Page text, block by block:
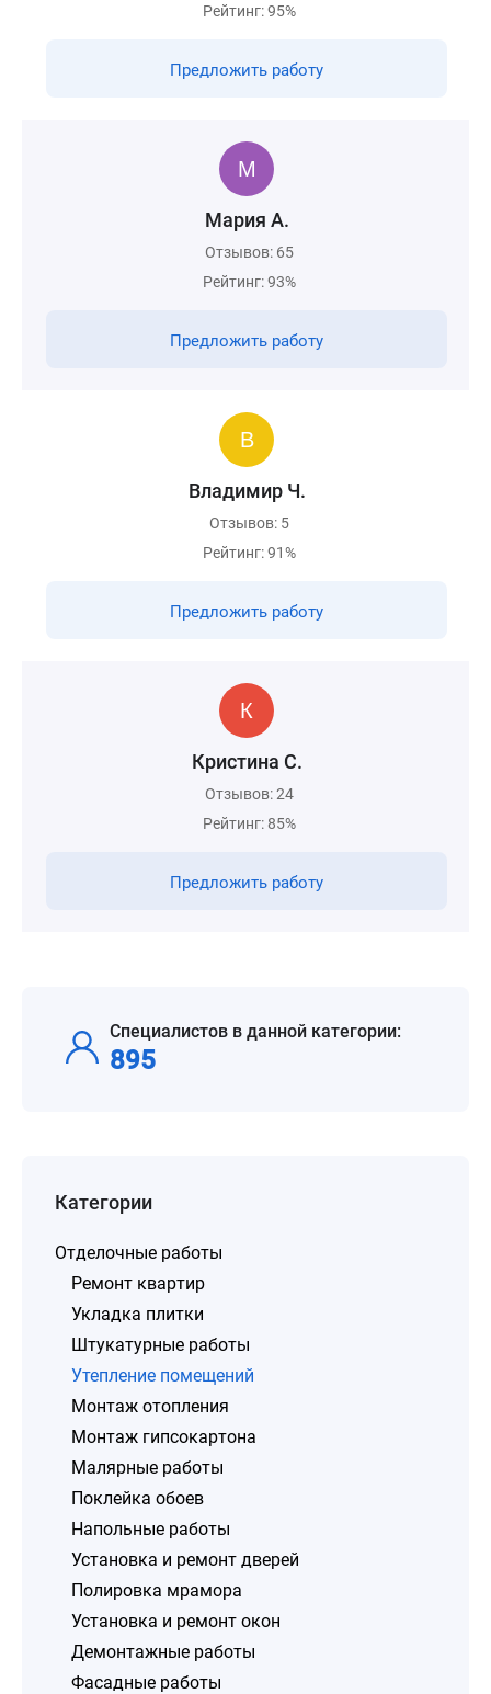
Рейтинг: 95%
Предложить работу
Мария А.
Отзывов: 65
Рейтинг: 93%
Предложить работу
Владимир Ч.
Отзывов: 5
Рейтинг: 91%
Предложить работу
Кристина С.
Отзывов: 24
Рейтинг: 85%
Предложить работу
Специалистов в данной категории:
895
Категории
Отделочные работы
Ремонт квартир
Укладка плитки
Штукатурные работы
Утепление помещений
Монтаж отопления
Монтаж гипсокартона
Малярные работы
Поклейка обоев
Напольные работы
Установка и ремонт дверей
Полировка мрамора
Установка и ремонт окон
Демонтажные работы
Фасадные работы